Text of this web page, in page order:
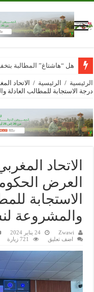
هل “هاشتاغ” المطالبة
الرئيسية / الرئيسية /
الاتحاد
درجة الاستجابة للمطالب
الاتحاد
العرض
الاستجابة
والمشروعة
Zwawi 24 يناير 2024
اضف تعليق
721 زيارة